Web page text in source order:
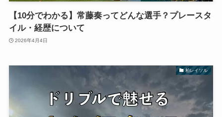
【10分でわかる】常藤奏ってどんな選手？プレースタ
イル・経歴について
2026年4月4日
柏レイソル